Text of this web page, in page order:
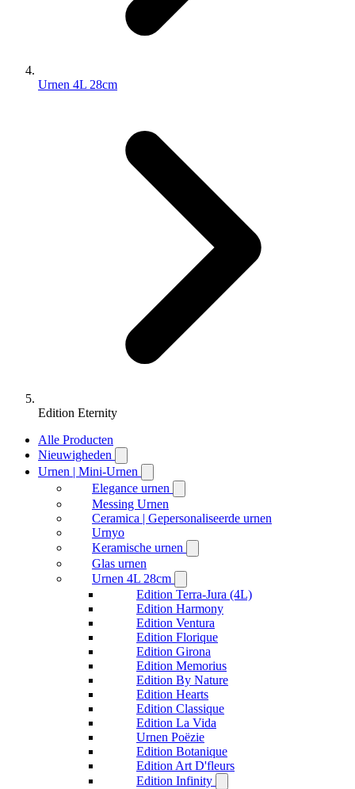
Urnen 4L 28cm
Edition Eternity
Alle Producten
Nieuwigheden
Urnen | Mini-Urnen
Elegance urnen
Messing Urnen
Ceramica | Gepersonaliseerde urnen
Urnyo
Keramische urnen
Glas urnen
Urnen 4L 28cm
Edition Terra-Jura (4L)
Edition Harmony
Edition Ventura
Edition Florique
Edition Girona
Edition Memorius
Edition By Nature
Edition Hearts
Edition Classique
Edition La Vida
Urnen Poëzie
Edition Botanique
Edition Art D'fleurs
Edition Infinity